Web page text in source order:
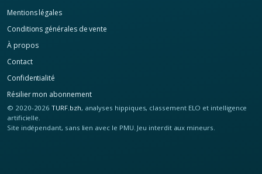
Mentions légales
Conditions générales de vente
À propos
Contact
Confidentialité
Résilier mon abonnement
© 2020-2026TURF.bzh, analyses hippiques, classement ELO et intelligence
artificielle.
Site indépendant, sans lien avec le PMU. Jeu interdit aux mineurs.